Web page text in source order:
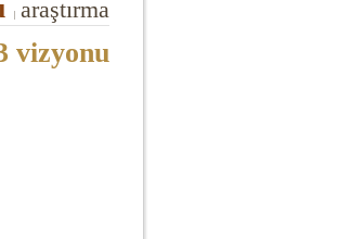
araştırma
vizyonu